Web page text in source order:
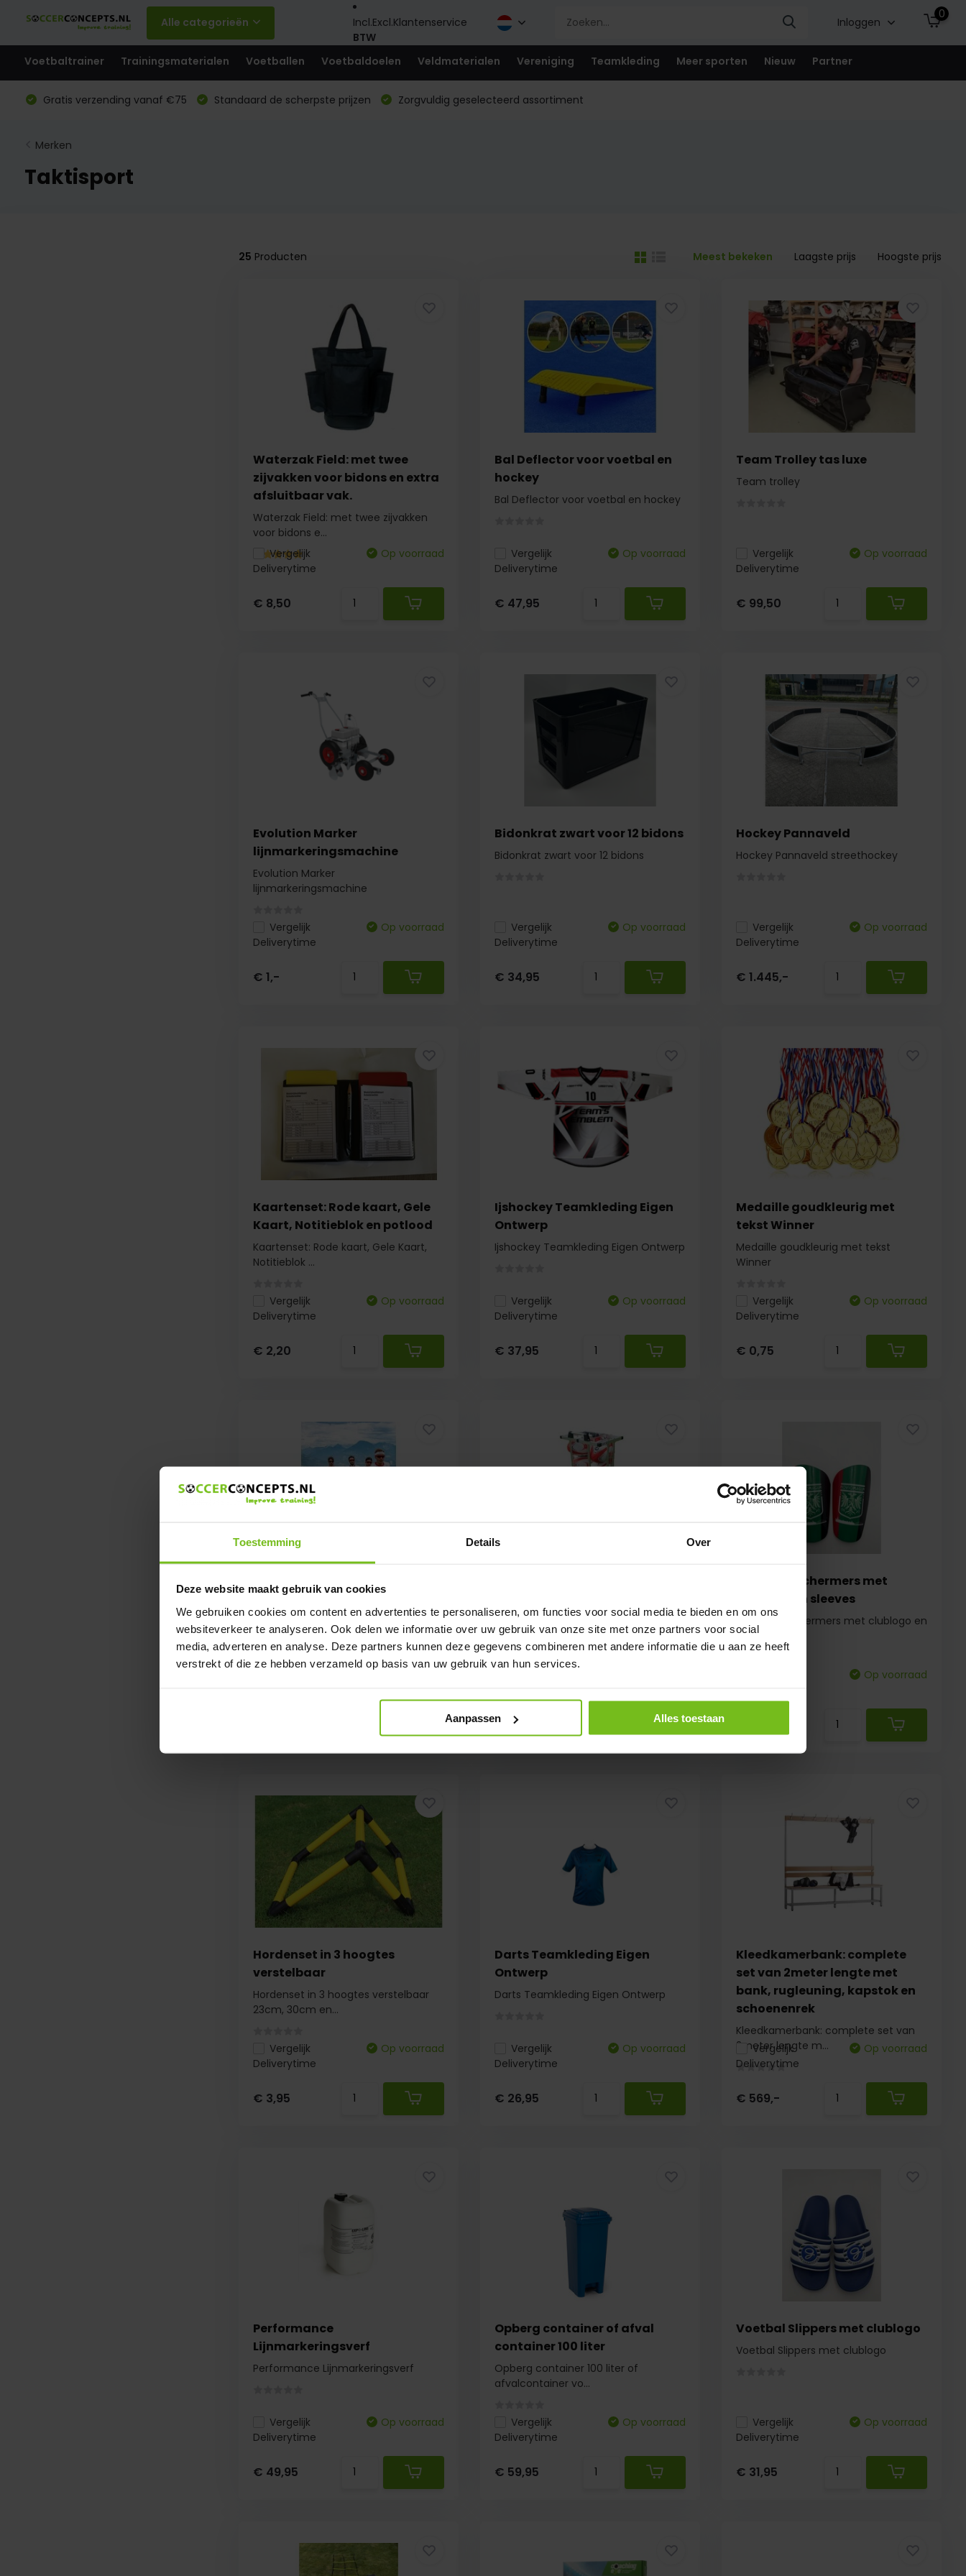
Toestemming Details Over
Deze website maakt gebruik van cookies
We gebruiken cookies om content en advertenties te personaliseren, om functies voor social media te bieden en om ons
websiteverkeer te analyseren. Ook delen we informatie over uw gebruik van onze site met onze partners voor social
media, adverteren en analyse. Deze partners kunnen deze gegevens combineren met andere informatie die u aan ze heeft
verstrekt of die ze hebben verzameld op basis van uw gebruik van hun services.
Aanpassen Alles toestaan
Alle categorieën Incl.Excl.
BTW
Klantenservice Inloggen
0
Voetbaltrainer Trainingsmaterialen Voetballen Voetbaldoelen Veldmaterialen Vereniging Teamkleding Meer sporten Nieuw Partner
Gratis verzending vanaf €75 Standaard de scherpste prijzen Zorgvuldig geselecteerd assortiment
Merken
Taktisport
25 Producten Meest bekeken Laagste prijs Hoogste prijs
Waterzak Field: met twee
zijvakken voor bidons en extra
afsluitbaar vak.
Waterzak Field: met twee zijvakken
voor bidons e...
Vergelijk
Op voorraad
Deliverytime
€ 8,50
Bal Deflector voor voetbal en
hockey
Bal Deflector voor voetbal en hockey
Vergelijk
Op voorraad
Deliverytime
€ 47,95
Team Trolley tas luxe
Team trolley
Vergelijk
Op voorraad
Deliverytime
€ 99,50
Evolution Marker
lijnmarkeringsmachine
Evolution Marker
lijnmarkeringsmachine
Vergelijk
Op voorraad
Deliverytime
€ 1,-
Bidonkrat zwart voor 12 bidons
Bidonkrat zwart voor 12 bidons
Vergelijk
Op voorraad
Deliverytime
€ 34,95
Hockey Pannaveld
Hockey Pannaveld streethockey
Vergelijk
Op voorraad
Deliverytime
€ 1.445,-
Kaartenset: Rode kaart, Gele
Kaart, Notitieblok en potlood
Kaartenset: Rode kaart, Gele Kaart,
Notitieblok ...
Vergelijk
Op voorraad
Deliverytime
€ 2,20
Ijshockey Teamkleding Eigen
Ontwerp
Ijshockey Teamkleding Eigen Ontwerp
Vergelijk
Op voorraad
Deliverytime
€ 37,95
Medaille goudkleurig met
tekst Winner
Medaille goudkleurig met tekst
Winner
Vergelijk
Op voorraad
Deliverytime
€ 0,75
Ontwerp
Running Teamkleding Eigen Ontwerp Balcontainer voor 10 Rugby Ballen
€ 264,95
Scheenbeschermers met
clublogo en sleeves
Scheenbeschermers met clublogo en
sleeves
Op voorraad
Hordenset in 3 hoogtes
verstelbaar
Hordenset in 3 hoogtes verstelbaar
23cm, 30cm en...
Vergelijk
Op voorraad
Deliverytime
€ 3,95
Darts Teamkleding Eigen
Ontwerp
Darts Teamkleding Eigen Ontwerp
Vergelijk
Op voorraad
Deliverytime
€ 26,95
Kleedkamerbank: complete
set van 2meter lengte met
bank, rugleuning, kapstok en
schoenenrek
Kleedkamerbank: complete set van
2meter lengte m...
Vergelijk
Op voorraad
Deliverytime
€ 569,-
Performance
Lijnmarkeringsverf
Performance Lijnmarkeringsverf
Vergelijk
Op voorraad
Deliverytime
€ 49,95
Opberg container of afval
container 100 liter
Opberg container 100 liter of
afvalcontainer vo...
Vergelijk
Op voorraad
Deliverytime
€ 59,95
Voetbal Slippers met clublogo
Voetbal Slippers met clublogo
Vergelijk
Op voorraad
Deliverytime
€ 31,95